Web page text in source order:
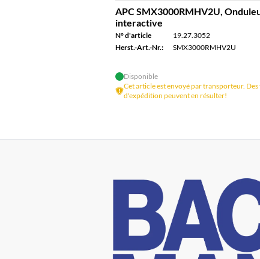
APC SMX3000RMHV2U,
interactive
N° d'article
19.27.3052
Herst.-Art.-Nr.:
SMX3000RMHV2U
Disponible
Cet article est envoyé par transporteur. Des
d'expédition peuvent en résulter!